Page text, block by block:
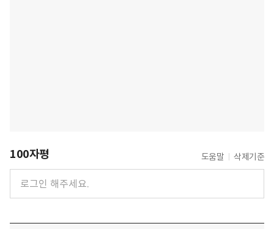
100자평 도움말 삭제기준